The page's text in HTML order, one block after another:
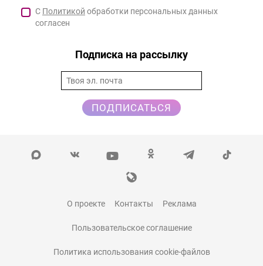
С Политикой обработки персональных данных
согласен
Подписка на рассылку
ПОДПИСАТЬСЯ
О проекте Контакты Реклама
Пользовательское соглашение
Политика использования cookie-файлов